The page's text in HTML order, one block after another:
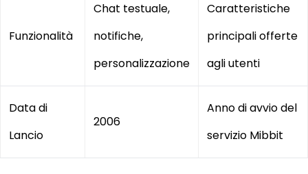
Funzionalità
Chat testuale,
notifiche,
personalizzazione
Caratteristiche
principali offerte
agli utenti
Data di
Lancio
2006
Anno di avvio del
servizio Mibbit